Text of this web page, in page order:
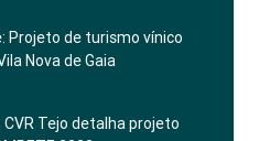
Projeto de turismo vínico
Nova de Gaia
CVR Tejo detalha projeto